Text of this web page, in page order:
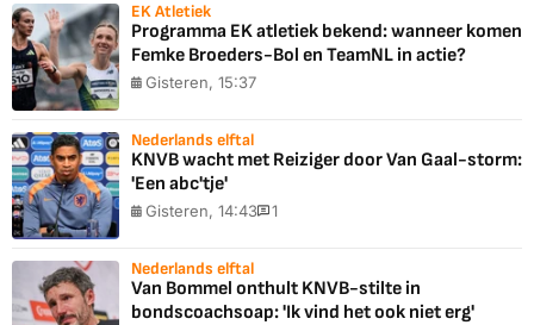
EK Atletiek
Programma EK atletiek bekend: wanneer komen
Femke Broeders-Bol en TeamNL in actie?
Gisteren, 15:37
Nederlands elftal
KNVB wacht met Reiziger door Van Gaal-storm:
'Een abc'tje'
Gisteren, 14:43 1
Nederlands elftal
Van Bommel onthult KNVB-stilte in
bondscoachsoap: 'Ik vind het ook niet erg'